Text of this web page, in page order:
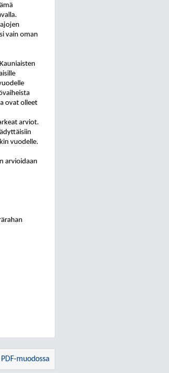
vain oman
Kauniaisten
ovat olleet
arviot.
vuodelle.
arvioidaan
muodossa